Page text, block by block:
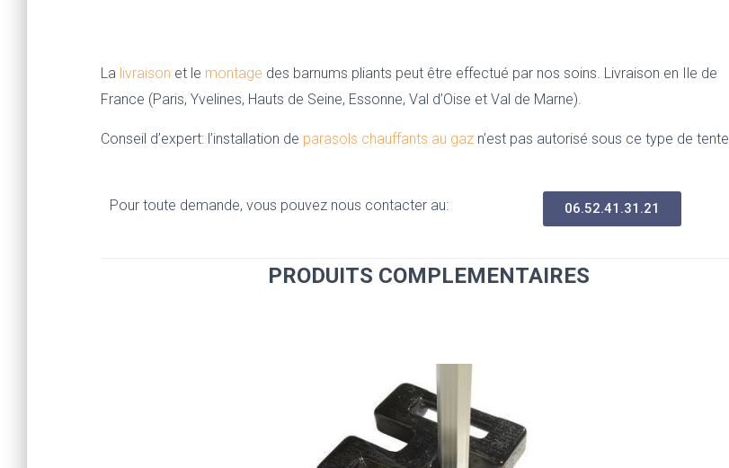
La livraison et le montage des barnums pliants peut être effectué par nos soins. Livraison en Ile de
France (Paris, Yvelines, Hauts de Seine, Essonne, Val d’Oise et Val de Marne).
Conseil d’expert: l’installation de parasols chauffants au gaz n’est pas autorisé sous ce type de tente.
Pour toute demande, vous pouvez nous contacter au: 06.52.41.31.21
PRODUITS COMPLEMENTAIRES